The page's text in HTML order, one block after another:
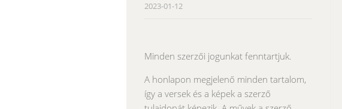
2023-01-12
Minden szerzői jogunkat fenntartjuk.
A honlapon megjelenő minden tartalom,
így a versek és a képek a szerző